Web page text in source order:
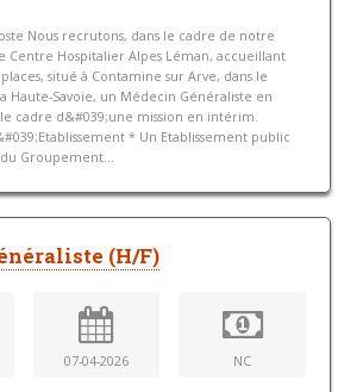
Nous recrutons, dans le cadre de notre
Centre Hospitalier Alpes Léman, accueillant
situé à Contamine sur Arve, dans le
Haute-Savoie, un Médecin Généraliste en
le cadre d&#039;une mission en intérim.
* Un Etablissement public
Groupement...
(H/F)
07-04-2026 NC